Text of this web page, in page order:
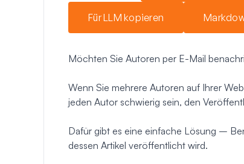
Für LLM kopieren
Möchten Sie Autoren per E-Mail
Wenn Sie mehrere Autoren auf Ihrer
jeden Autor schwierig sein, den
Dafür gibt es eine einfache Lösung –
dessen Artikel veröffentlicht wird.